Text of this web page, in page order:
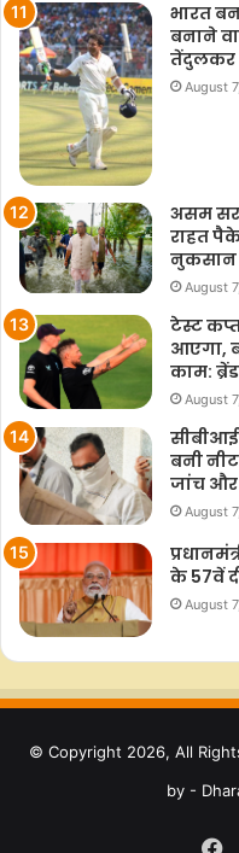
भारत
बनाने
तेंदुलकर
August
असम
राहत
August
टेस्ट
आएगा,
काम:
August
सीबीआई
बनी
जांच और
August
के 57वें
August
© Copyright 2026, All
by -